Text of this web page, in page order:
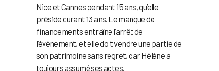
Nice et Cannes pendant 15 ans, qu’elle
préside durant 13 ans. Le manque de
financements entraîne l’arrêt de
l’événement, et elle doit vendre une partie de
son patrimoine sans regret, car Hélène a
toujours assumé ses actes.